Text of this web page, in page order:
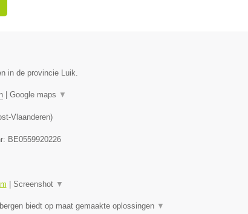
in de provincie Luik.
| Google maps ▼
Vlaanderen)
BE0559920226
Screenshot ▼
biedt op maat gemaakte oplossingen ▼